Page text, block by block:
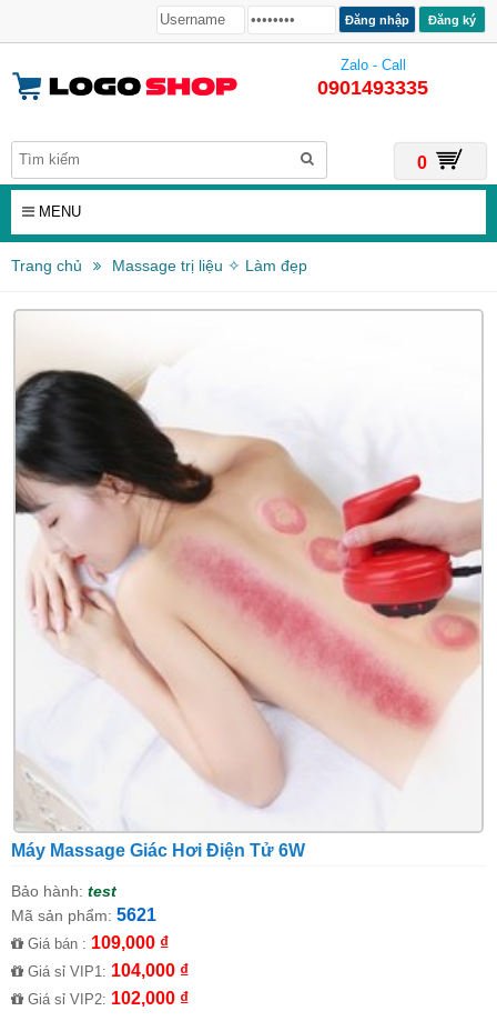
Đăng ký
Zalo - Call
0901493335
0
MENU
Trang chủ Massage trị liệu ✧ Làm đẹp
Máy Massage Giác Hơi Điện Tử 6W
Bảo hành: test
Mã sản phẩm: 5621
Giá bán : 109,000 ₫
Giá sỉ VIP1: 104,000 ₫
Giá sỉ VIP2: 102,000 ₫